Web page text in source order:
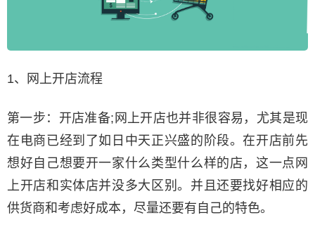
1、网上开店流程
第一步：开店准备;网上开店也并非很容易，尤其是现
在电商已经到了如日中天正兴盛的阶段。在开店前先
想好自己想要开一家什么类型什么样的店，这一点网
上开店和实体店并没多大区别。并且还要找好相应的
供货商和考虑好成本，尽量还要有自己的特色。